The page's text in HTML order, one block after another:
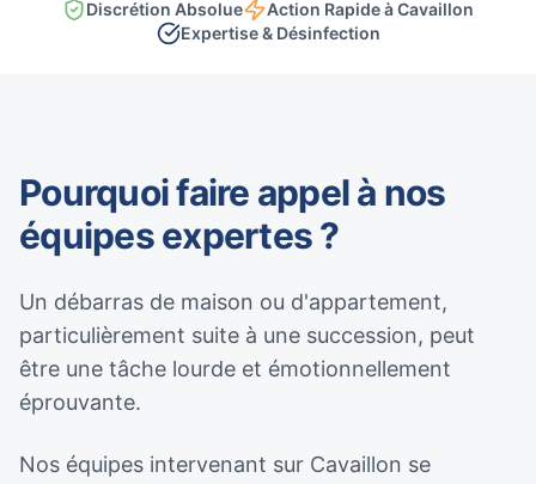
Discrétion Absolue
Action Rapide à Cavaillon
Expertise & Désinfection
Pourquoi faire appel à nos
équipes expertes ?
Un débarras de maison ou d'appartement,
particulièrement suite à une succession, peut
être une tâche lourde et émotionnellement
éprouvante.
Nos équipes intervenant sur Cavaillon se